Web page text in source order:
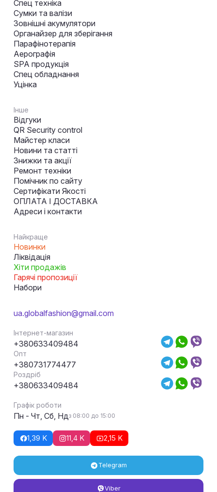
Спец техніка
Сумки та валізи
Зовнішні акумулятори
Органайзер для зберігання
Парафінотерапія
Аерографія
SPA продукція
Спец обладнання
Уцінка
Інше
Відгуки
QR Security control
Майстер класи
Новини та статті
Знижки та акції
Ремонт техніки
Помічник по сайту
Сертифікати Якості
ОПЛАТА І ДОСТАВКА
Адреси і контакти
Найкраще
Новинки
Ліквідація
Хіти продажів
Гарячі пропозиції
Набори
ua.globalfashion@gmail.com
Інтернет-магазин
+380633409484
Опт
+380731774477
Роздріб
+380633409484
Графік роботи
Пн - Чт, Сб, Ндз 08:00 до 15:00
1,39 K 11,4 K 2,15 K
Telegram
Viber